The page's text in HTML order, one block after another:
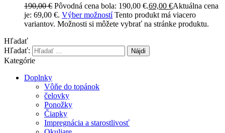
190,00€ Pôvodná cena bola: 190,00 €.69,00 €Aktuálna cena
je: 69,00 €. Výber možností Tento produkt má viacero
variantov. Možnosti si môžete vybrať na stránke produktu.
Hľadať
Hľadať:
Kategórie
Doplnky
Vôňe do topánok
čelovky
Ponožky
Čiapky
Impregnácia a starostlivosť